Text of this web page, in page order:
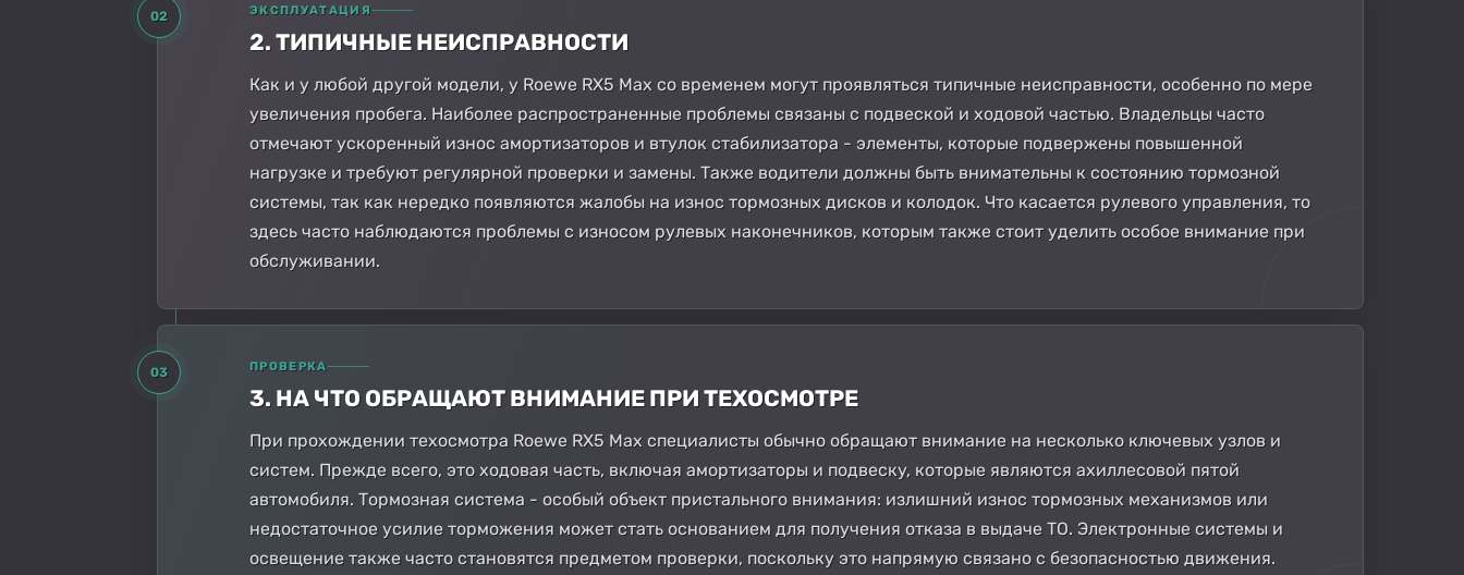
02 ЭКСПЛУАТАЦИЯ
2. ТИПИЧНЫЕ НЕИСПРАВНОСТИ
Как и у любой другой модели, у Roewe RX5 Max со временем могут проявляться типичные неисправности, особенно по мере
увеличения пробега. Наиболее распространенные проблемы связаны с подвеской и ходовой частью. Владельцы часто
отмечают ускоренный износ амортизаторов и втулок стабилизатора - элементы, которые подвержены повышенной
нагрузке и требуют регулярной проверки и замены. Также водители должны быть внимательны к состоянию тормозной
системы, так как нередко появляются жалобы на износ тормозных дисков и колодок. Что касается рулевого управления, то
здесь часто наблюдаются проблемы с износом рулевых наконечников, которым также стоит уделить особое внимание при
обслуживании.
03 ПРОВЕРКА
3. НА ЧТО ОБРАЩАЮТ ВНИМАНИЕ ПРИ ТЕХОСМОТРЕ
При прохождении техосмотра Roewe RX5 Max специалисты обычно обращают внимание на несколько ключевых узлов и
систем. Прежде всего, это ходовая часть, включая амортизаторы и подвеску, которые являются ахиллесовой пятой
автомобиля. Тормозная система - особый объект пристального внимания: излишний износ тормозных механизмов или
недостаточное усилие торможения может стать основанием для получения отказа в выдаче ТО. Электронные системы и
освещение также часто становятся предметом проверки, поскольку это напрямую связано с безопасностью движения.